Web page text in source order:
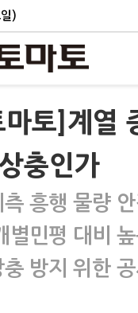
)
마토]계열
충인가
흥행 물량
별민평 대비
충 방지 위한